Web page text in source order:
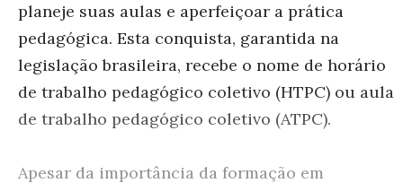
planeje suas aulas e aperfeiçoar a prática
pedagógica. Esta conquista, garantida na
legislação brasileira, recebe o nome de horário
de trabalho pedagógico coletivo (HTPC) ou aula
de trabalho pedagógico coletivo (ATPC).
Apesar da importância da formação em